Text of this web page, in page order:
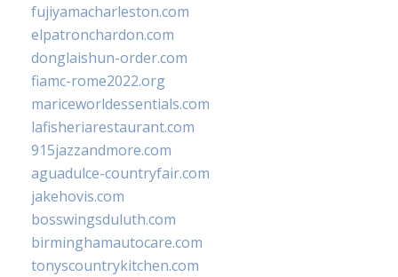
fujiyamacharleston.com
elpatronchardon.com
donglaishun-order.com
fiamc-rome2022.org
mariceworldessentials.com
lafisheriarestaurant.com
915jazzandmore.com
aguadulce-countryfair.com
jakehovis.com
bosswingsduluth.com
birminghamautocare.com
tonyscountrykitchen.com